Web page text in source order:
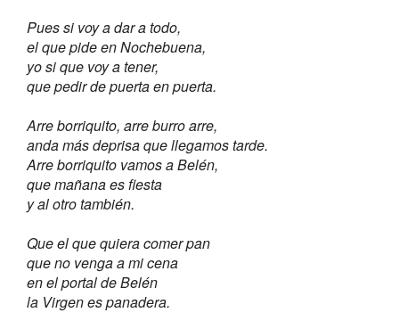
Pues si voy a dar a todo,
el que pide en Nochebuena,
yo si que voy a tener,
que pedir de puerta en puerta.
Arre borriquito, arre burro arre,
anda más deprisa que llegamos tarde.
Arre borriquito vamos a Belén,
que mañana es fiesta
y al otro también.
Que el que quiera comer pan
que no venga a mi cena
en el portal de Belén
la Virgen es panadera.